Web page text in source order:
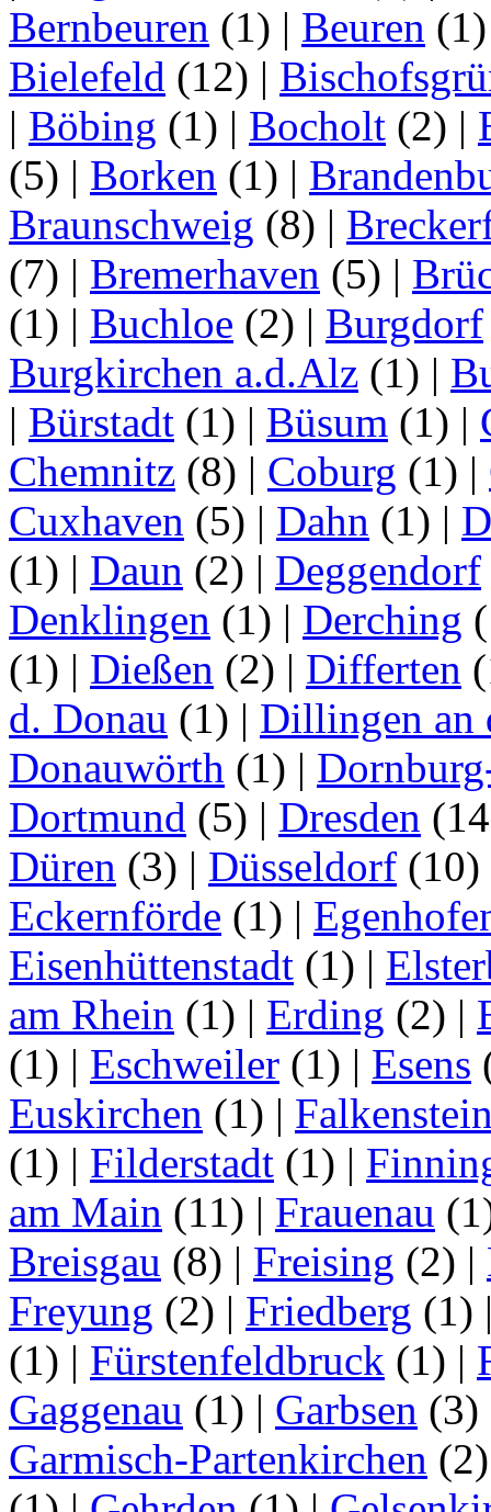
Bernbeuren (1) | Beuren
Bielefeld (12) |
| Böbing (1) | Bocholt (2) |
(5) | Borken (1) |
Braunschweig (8) |
(7) | Bremerhaven (5) |
(1) | Buchloe (2) | Burgdorf
Burgkirchen a.d.Alz (1) |
| Bürstadt (1) | Büsum (1) |
Chemnitz (8) | Coburg (1) |
Cuxhaven (5) | Dahn (1) |
(1) | Daun (2) | Deggendorf
Denklingen (1) | Derching
(1) | Dießen (2) | Differten
d. Donau (1) | Dillingen an
Donauwörth (1) |
Dortmund (5) | Dresden
Düren (3) | Düsseldorf (10)
Eckernförde (1) |
Eisenhüttenstadt (1) |
am Rhein (1) | Erding (2) |
(1) | Eschweiler (1) | Esens
Euskirchen (1) |
(1) | Filderstadt (1) |
am Main (11) | Frauenau
Breisgau (8) | Freising (2) |
Freyung (2) | Friedberg (1)
(1) | Fürstenfeldbruck (1) |
Gaggenau (1) | Garbsen (3)
Garmisch-Partenkirchen